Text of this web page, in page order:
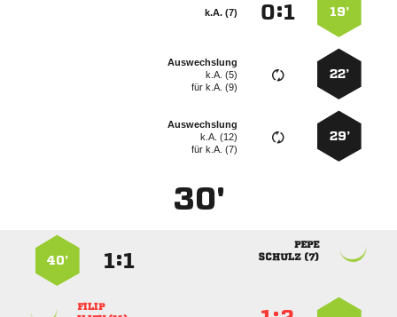
19’
:
k.A. (7)
22’
Auswechslung
k.A. (5)
fürk.A. (9)
29’
Auswechslung
k.A. (12)
fürk.A. (7)
30'

 
:
40’
